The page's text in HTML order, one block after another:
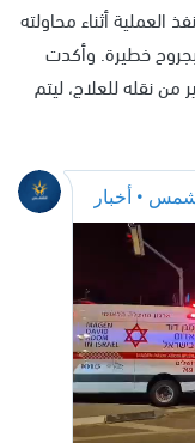
أثناء محاولته
بجروح خطيرة. وأكدت
نقله للعلاج، ليتم